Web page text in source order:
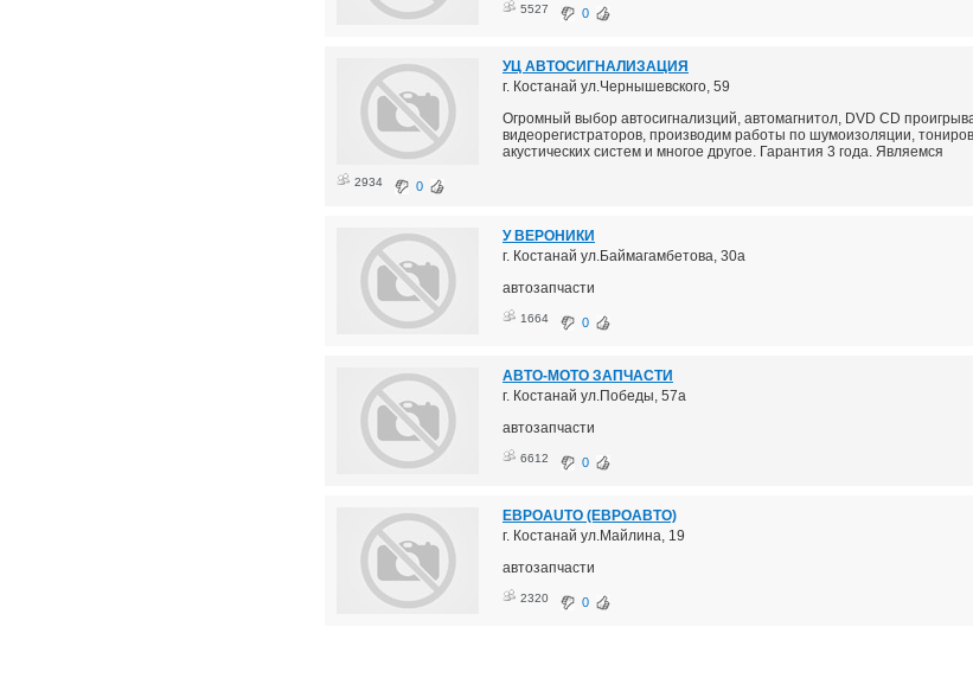
5527 0
УЦ АВТОСИГНАЛИЗАЦИЯ
г. Костанай ул.Чернышевского, 59
Огромный выбор автосигнализций, автомагнитол, DVD CD
видеорегистраторов, производим работы по шумоизоляции,
акустических систем и многое другое. Гарантия 3 года. Являемся
2934 0
У ВЕРОНИКИ
г. Костанай ул.Баймагамбетова, 30а
автозапчасти
1664 0
АВТО-МОТО ЗАПЧАСТИ
г. Костанай ул.Победы, 57а
автозапчасти
6612 0
ЕВРОAUTO (ЕВРОАВТО)
г. Костанай ул.Майлина, 19
автозапчасти
2320 0